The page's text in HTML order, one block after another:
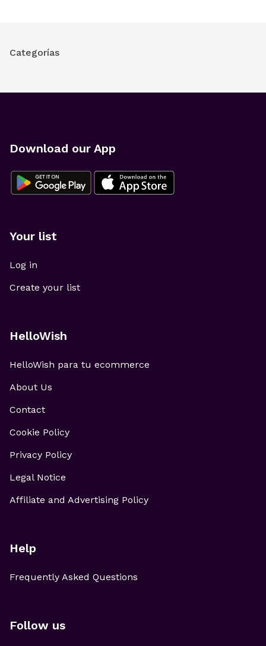
Categorías
Download our App
Your list
Log in
Create your list
HelloWish
HelloWish para tu ecommerce
About Us
Contact
Cookie Policy
Privacy Policy
Legal Notice
Affiliate and Advertising Policy
Help
Frequently Asked Questions
Follow us